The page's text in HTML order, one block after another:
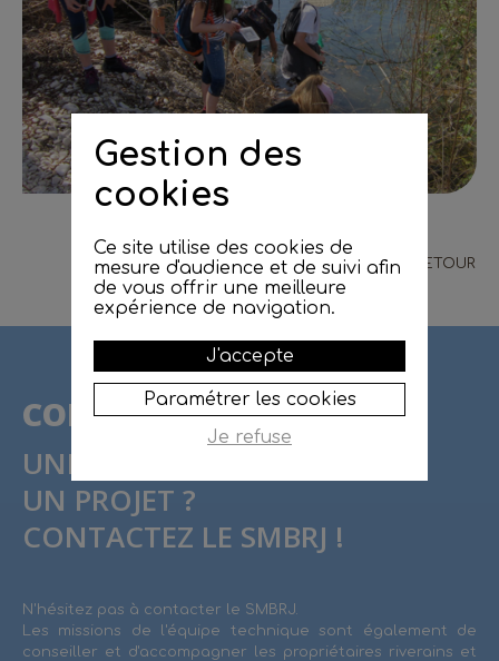
RETOUR
CONTACT
UNE QUESTION ?
UN PROJET ?
CONTACTEZ LE SMBRJ !
N'hésitez pas à contacter le SMBRJ.
Les missions de l'équipe technique sont également de
conseiller et d'accompagner les propriétaires riverains et
Gestion des
cookies
Ce site utilise des cookies de
mesure d'audience et de suivi afin
de vous offrir une meilleure
expérience de navigation.
J'accepte
Paramétrer les cookies
Je refuse